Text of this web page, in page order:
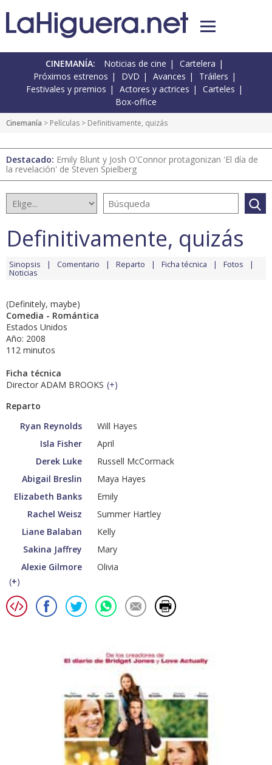
CINEMANÍA: Noticias de cine
Cartelera
Próximos estrenos
DVD Avances
Tráilers
Festivales y premios
Actores y actrices
Carteles
Box-office
Cinemanía > Películas > Definitivamente, quizás
Destacado: Emily Blunt y Josh O'Connor protagonizan 'El día de
la revelación' de Steven Spielberg
Definitivamente, quizás
Sinopsis Comentario Reparto Ficha técnica Fotos
Noticias
(Definitely, maybe)
Comedia - Romántica
Estados Unidos
Año: 2008
112 minutos
Ficha técnica
Director ADAM BROOKS (+)
Reparto
Ryan Reynolds
Will Hayes
Isla Fisher
April
Derek Luke
Russell McCormack
Abigail Breslin
Maya Hayes
Elizabeth Banks
Emily
Rachel Weisz
Summer Hartley
Liane Balaban
Kelly
Sakina Jaffrey
Mary
Alexie Gilmore
Olivia
(+)